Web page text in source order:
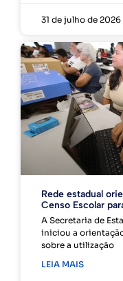
31 de julho de 2026
Rede estadual
Censo Escolar
A Secretaria de
iniciou a
sobre a utilização
LEIA MAIS